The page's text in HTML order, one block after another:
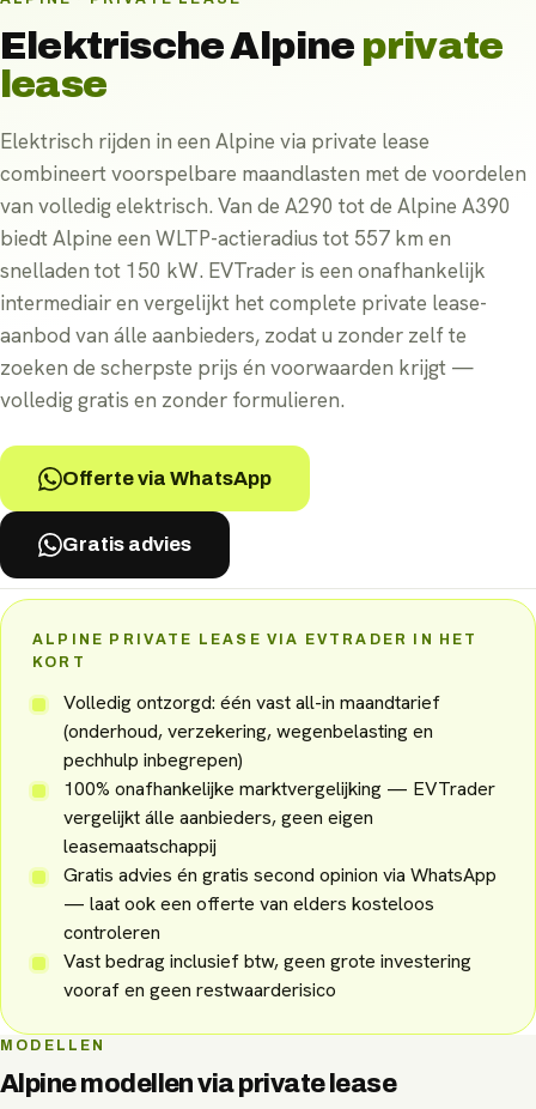
ElektrischeAlpine private
lease
Elektrisch rijden in een Alpine via private lease
combineert voorspelbare maandlasten met de voordelen
van volledig elektrisch. Van de A290 tot de Alpine A390
biedt Alpine een WLTP-actieradius tot 557 km en
snelladen tot 150 kW. EVTrader is een onafhankelijk
intermediair en vergelijkt het complete private lease-
aanbod van álle aanbieders, zodat u zonder zelf te
zoeken de scherpste prijs én voorwaarden krijgt —
volledig gratis en zonder formulieren.
Offerte via WhatsApp
Gratis advies
ALPINE PRIVATE LEASE VIA EVTRADER IN HET
KORT
Volledig ontzorgd: één vast all-in maandtarief
(onderhoud, verzekering, wegenbelasting en
pechhulp inbegrepen)
100% onafhankelijke marktvergelijking — EVTrader
vergelijkt álle aanbieders, geen eigen
leasemaatschappij
Gratis advies én gratis second opinion via WhatsApp
— laat ook een offerte van elders kosteloos
controleren
Vast bedrag inclusief btw, geen grote investering
vooraf en geen restwaarderisico
MODELLEN
Alpinemodellen viaprivate lease